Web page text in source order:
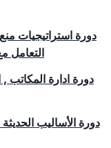
دورة استراتيجيات
التعامل
دورة ادارة المكاتب
دورة الأساليب